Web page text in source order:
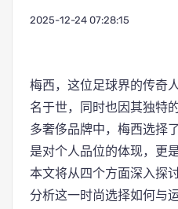
2025-12-24 07:28:15
梅西，这位足球界的传奇
名于世，同时也因其独特
多奢侈品牌中，梅西选择
是对个人品位的体现，更
本文将从四个方面深入探
分析这一时尚选择如何与